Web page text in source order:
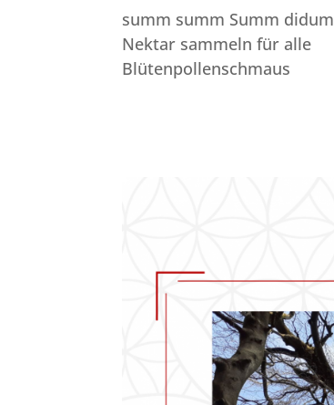
summ summ Summ didum
Nektar sammeln für alle
Blütenpollenschmaus